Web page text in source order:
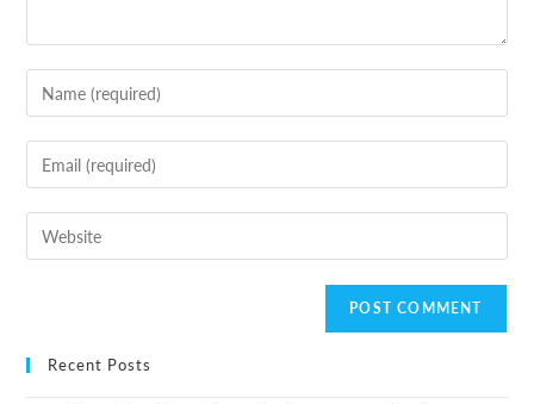
Recent Posts